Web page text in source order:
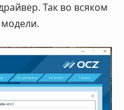
Так во всяком
модели.